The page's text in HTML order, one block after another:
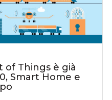
Things è già
Smart Home e